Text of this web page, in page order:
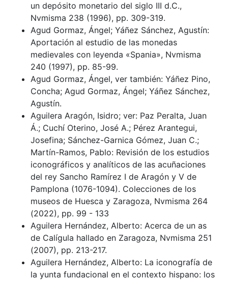
un depósito monetario del siglo III d.C.,
Nvmisma 238 (1996), pp. 309-319.
Agud Gormaz, Ángel; Yáñez Sánchez, Agustín:
Aportación al estudio de las monedas
medievales con leyenda «Spania», Nvmisma
240 (1997), pp. 85-99.
Agud Gormaz, Ángel, ver también: Yáñez Pino,
Concha; Agud Gormaz, Ángel; Yáñez Sánchez,
Agustín.
Aguilera Aragón, Isidro; ver: Paz Peralta, Juan
Á.; Cuchí Oterino, José A.; Pérez Arantegui,
Josefina; Sánchez-Garnica Gómez, Juan C.;
Martín-Ramos, Pablo: Revisión de los estudios
iconográficos y analíticos de las acuñaciones
del rey Sancho Ramírez I de Aragón y V de
Pamplona (1076-1094). Colecciones de los
museos de Huesca y Zaragoza, Nvmisma 264
(2022), pp. 99 - 133
Aguilera Hernández, Alberto: Acerca de un as
de Calígula hallado en Zaragoza, Nvmisma 251
(2007), pp. 213-217.
Aguilera Hernández, Alberto: La iconografía de
la yunta fundacional en el contexto hispano: los